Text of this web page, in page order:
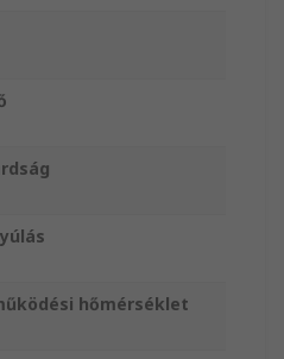
hőmérséklet